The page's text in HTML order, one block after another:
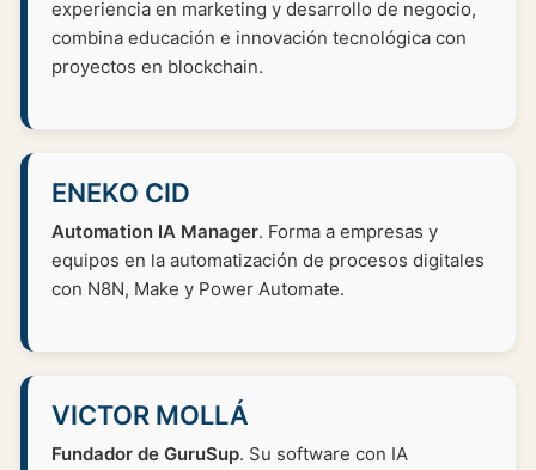
experiencia en marketing y desarrollo de negocio,
combina educación e innovación tecnológica con
proyectos en blockchain.
ENEKO CID
Automation IA Manager. Forma a empresas y
equipos en la automatización de procesos digitales
con N8N, Make y Power Automate.
VICTOR MOLLÁ
Fundador de GuruSup. Su software con IA